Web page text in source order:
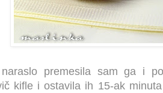
premesila sam ga i
kifle i ostavila ih 15-ak